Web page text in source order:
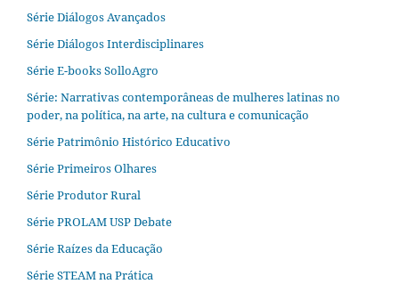
Série Diálogos Avançados
Série Diálogos Interdisciplinares
Série E-books SolloAgro
Série: Narrativas contemporâneas de mulheres latinas no
poder, na política, na arte, na cultura e comunicação
Série Patrimônio Histórico Educativo
Série Primeiros Olhares
Série Produtor Rural
Série PROLAM USP Debate
Série Raízes da Educação
Série STEAM na Prática